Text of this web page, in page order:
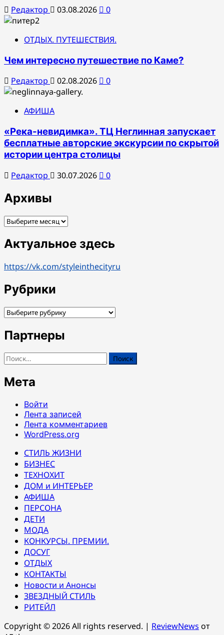
Редактор 03.08.2026 0
ОТДЫХ. ПУТЕШЕСТВИЯ.
Чем интересно путешествие по Каме?
Редактор 02.08.2026 0
АФИША
«Река-невидимка». ТЦ Неглинная запускает
бесплатные авторские экскурсии по скрытой
истории центра столицы
Редактор 30.07.2026 0
Архивы
Архивы
Актуальное здесь
https://vk.com/styleinthecityru
Рубрики
Рубрики
Партнеры
Найти:
Мета
Войти
Лента записей
Лента комментариев
WordPress.org
СТИЛЬ ЖИЗНИ
БИЗНЕС
ТЕХНОХИТ
ДОМ и ИНТЕРЬЕР
АФИША
ПЕРСОНА
ДЕТИ
МОДА
КОНКУРСЫ. ПРЕМИИ.
ДОСУГ
ОТДЫХ
КОНТАКТЫ
Новости и Анонсы
ЗВЕЗДНЫЙ СТИЛЬ
РИТЕЙЛ
Copyright © 2026 All rights reserved. | ReviewNews от